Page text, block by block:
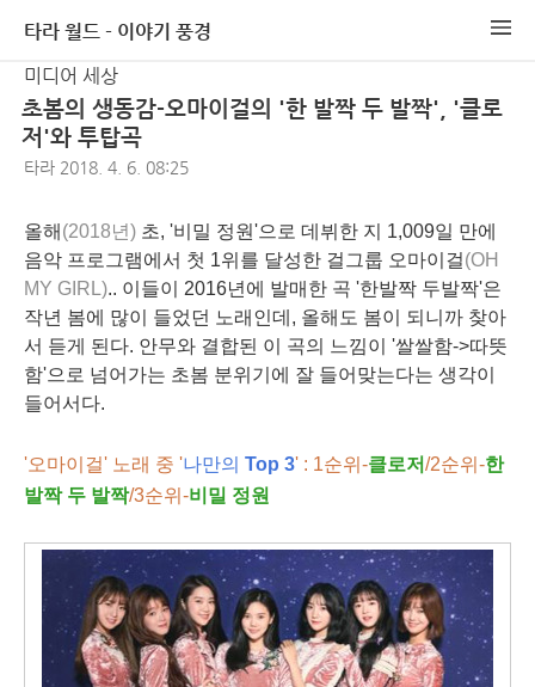
타라 월드 - 이야기 풍경
미디어 세상
초봄의 생동감-오마이걸의 '한 발짝 두 발짝', '클로
저'와 투탑곡
타라 2018. 4. 6. 08:25
올해 (2018년) 초, '비밀 정원'으로 데뷔한 지 1,009일 만에
음악 프로그램에서 첫 1위를 달성한 걸그룹 오마이걸(OH
MY GIRL).. 이들이 2016년에 발매한 곡 '한발짝 두발짝'은
작년 봄에 많이 들었던 노래인데, 올해도 봄이 되니까 찾아
서 듣게 된다. 안무와 결합된 이 곡의 느낌이 '쌀쌀함->따뜻
함'으로 넘어가는 초봄 분위기에 잘 들어맞는다는 생각이
들어서다.
'오마이걸' 노래 중 '나만의 Top 3' : 1순위-클로저/2순위-한
발짝 두 발짝/3순위-비밀 정원